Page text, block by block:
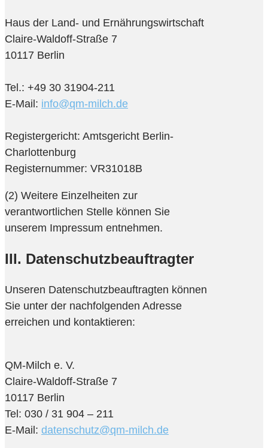
Haus der Land- und Ernährungswirtschaft
Claire-Waldoff-Straße 7
10117 Berlin
Tel.: +49 30 31904-211
E-Mail: info@qm-milch.de
Registergericht: Amtsgericht Berlin-
Charlottenburg
Registernummer: VR31018B
(2) Weitere Einzelheiten zur
verantwortlichen Stelle können Sie
unserem Impressum entnehmen.
III. Datenschutzbeauftragter
Unseren Datenschutzbeauftragten können
Sie unter der nachfolgenden Adresse
erreichen und kontaktieren:
QM-Milch e. V.
Claire-Waldoff-Straße 7
10117 Berlin
Tel: 030 / 31 904 – 211
E-Mail: datenschutz@qm-milch.de